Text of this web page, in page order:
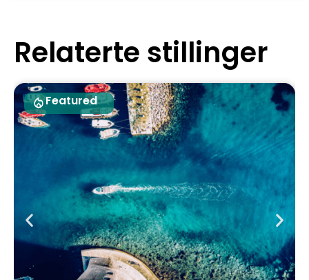
Relaterte stillinger
Featured